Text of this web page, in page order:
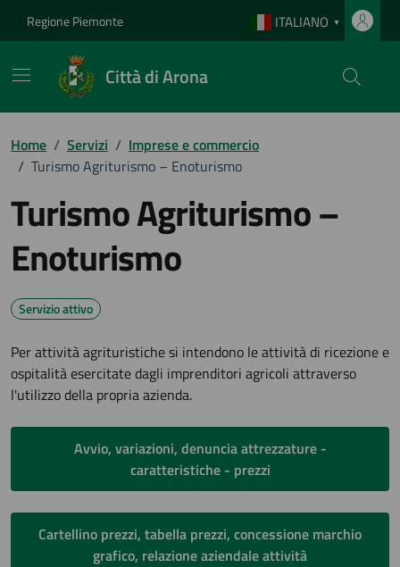
Regione Piemonte ITALIANO ▼
Città di Arona
Home / Servizi / Imprese e commercio
/ Turismo Agriturismo – Enoturismo
Turismo Agriturismo –
Enoturismo
Servizio attivo
Per attività agrituristiche si intendono le attività di ricezione e
ospitalità esercitate dagli imprenditori agricoli attraverso
l'utilizzo della propria azienda.
Avvio, variazioni, denuncia attrezzature -
caratteristiche - prezzi
Cartellino prezzi, tabella prezzi, concessione marchio
grafico, relazione aziendale attività